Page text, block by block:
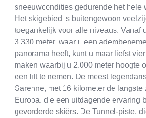
sneeuwcondities gedurende het hele
Het skigebied is buitengewoon
toegankelijk voor alle niveaus. Vanaf
3.330 meter, waar u een
panorama heeft, kunt u maar liefst
maken waarbij u 2.000 meter hoogte
een lift te nemen. De meest
Sarenne, met 16 kilometer de langste
Europa, die een uitdagende ervaring
gevorderde skiërs. De Tunnel-piste,